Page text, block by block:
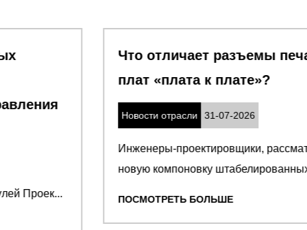
Что отличает разъемы печатных
плат «плата к плате»
31-07-2026
Инженеры-проектировщики, рассматривающие
новую компоновку штабелированных пла...
ПОСМОТРЕТЬ БОЛЬШЕ